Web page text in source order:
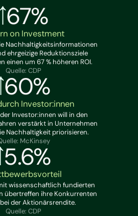
67%
on Investment
Nachhaltigkeitsinformationen
ehrgeizige Reduktionsziele
einen um 67 % höheren ROI.
Quelle: CDP
60%
Investor:innen
Investor:innen will in den
verstärkt in Unternehmen
Nachhaltigkeit priorisieren.
McKinsey
5.6%
wissenschaftlich fundierten
übertreffen ihre Konkurrenten
der Aktionärsrendite.
Quelle: CDP